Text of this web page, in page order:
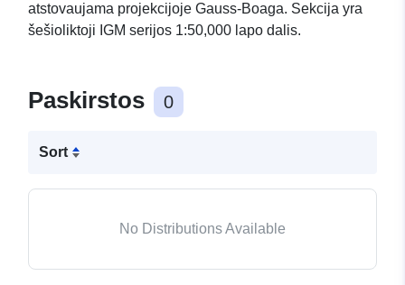
atstovaujama projekcijoje Gauss-Boaga. Sekcija yra
šešioliktoji IGM serijos 1:50,000 lapo dalis.
Paskirstos 0
Sort
No Distributions Available